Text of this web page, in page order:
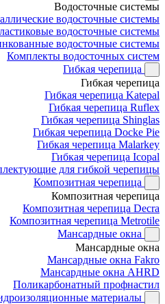
Водосточные системы
водосточные системы
водосточные системы
водосточные системы
Комплекты водосточных систем
Гибкая черепица
Гибкая черепица
Гибкая черепица Katepal
Гибкая черепица Ruflex
Гибкая черепица Shinglas
Гибкая черепица Docke Pie
Гибкая черепица Malarkey
Гибкая черепица Icopal
для гибкой черепицы
Композитная черепица
Композитная черепица
Композитная черепица Decra
Композитная черепица Metrotile
Мансардные окна
Мансардные окна
Мансардные окна Fakro
Мансардные окна AHRD
Поликарбонатный профнастил
материалы